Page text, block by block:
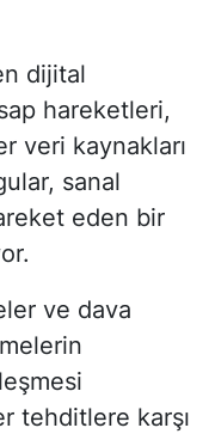
dijital
hareketleri,
veri kaynakları
sanal
eden bir
ve dava
tehditlere karşı